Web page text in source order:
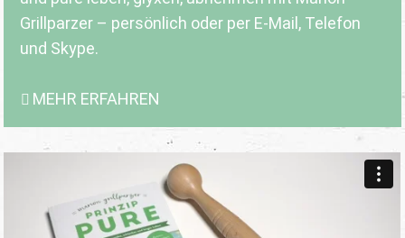
Grillparzer – persönlich oder per E-Mail, Telefon
und Skype.
MEHR ERFAHREN